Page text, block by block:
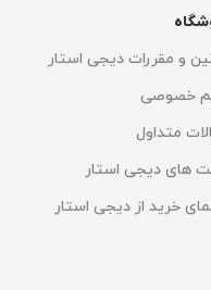
و مقررات دیجی استار
خصوصی
متداول
های دیجی استار
خرید از دیجی استار